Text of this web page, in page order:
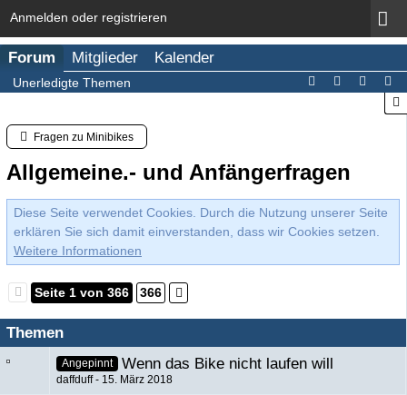
Anmelden oder registrieren
Forum Mitglieder Kalender
Unerledigte Themen
Fragen zu Minibikes
Allgemeine.- und Anfängerfragen
Diese Seite verwendet Cookies. Durch die Nutzung unserer Seite
erklären Sie sich damit einverstanden, dass wir Cookies setzen.
Weitere Informationen
Seite 1 von 366 366
Themen
Angepinnt Wenn das Bike nicht laufen will
daffduff 15. März 2018